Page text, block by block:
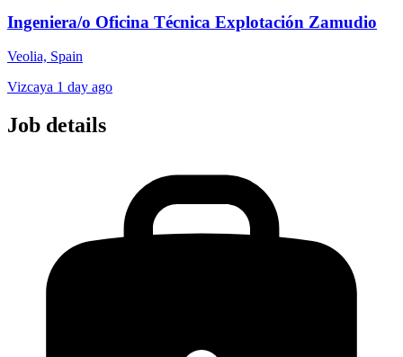
Ingeniera/o Oficina Técnica Explotación Zamudio
Veolia, Spain
Vizcaya 1 day ago
Job details